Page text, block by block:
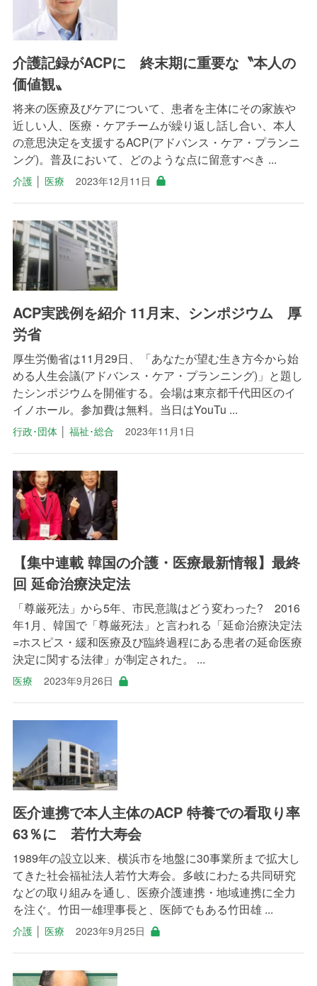
介護記録がACPに 終末期に重要な〝本人の
価値観〟
将来の医療及びケアについて、患者を主体にその家族や
近しい人、医療・ケアチームが繰り返し話し合い、本人
の意思決定を支援するACP(アドバンス・ケア・プランニ
ング)。普及において、どのような点に留意すべき ...
介護│ 医療 2023年12月11日
ACP実践例を紹介 11月末、シンポジウム 厚
労省
厚生労働省は11月29日、「あなたが望む生き方今から始
める人生会議(アドバンス・ケア・プランニング)」と題し
たシンポジウムを開催する。会場は東京都千代田区のイ
イノホール。参加費は無料。当日はYouTu ...
行政･団体│ 福祉･総合 2023年11月1日
【集中連載 韓国の介護・医療最新情報】最終
回 延命治療決定法
「尊厳死法」から5年、市民意識はどう変わった? 2016
年1月、韓国で「尊厳死法」と言われる「延命治療決定法
=ホスピス・緩和医療及び臨終過程にある患者の延命医療
決定に関する法律」が制定された。 ...
医療 2023年9月26日
医介連携で本人主体のACP 特養での看取り率
63％に 若竹大寿会
1989年の設立以来、横浜市を地盤に30事業所まで拡大し
てきた社会福祉法人若竹大寿会。多岐にわたる共同研究
などの取り組みを通し、医療介護連携・地域連携に全力
を注ぐ。竹田一雄理事長と、医師でもある竹田雄 ...
介護│ 医療 2023年9月25日